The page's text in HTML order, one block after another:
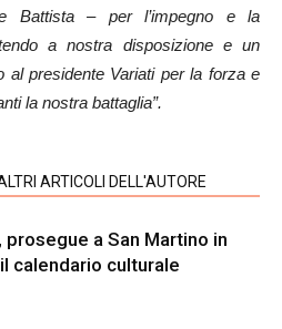
Battista – per l’impegno e la
a nostra disposizione e un
al presidente Variati per la forza e
la nostra battaglia”.
ARTICOLI DELL'AUTORE
prosegue a San Martino in
calendario culturale